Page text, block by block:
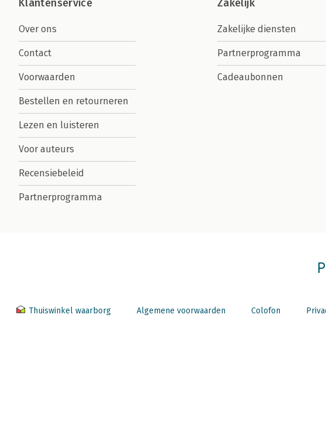
Klantenservice
Over ons
Contact
Voorwaarden
Bestellen en retourneren
Lezen en luisteren
Voor auteurs
Recensiebeleid
Partnerprogramma
Zakelijk
Zakelijke diensten
Partnerprogramma
Cadeaubonnen
Thuiswinkel waarborg Algemene voorwaarden Colofon